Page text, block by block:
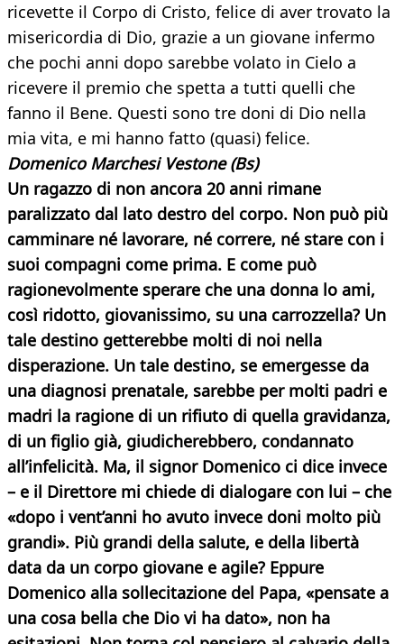
ricevette il Corpo di Cristo, felice di aver trovato la
misericordia di Dio, grazie a un giovane infermo
che pochi anni dopo sarebbe volato in Cielo a
ricevere il premio che spetta a tutti quelli che
fanno il Bene. Questi sono tre doni di Dio nella
mia vita, e mi hanno fatto (quasi) felice.
Domenico Marchesi Vestone (Bs)
Un ragazzo di non ancora 20 anni rimane
paralizzato dal lato destro del corpo. Non può più
camminare né lavorare, né correre, né stare con i
suoi compagni come prima. E come può
ragionevolmente sperare che una donna lo ami,
così ridotto, giovanissimo, su una carrozzella? Un
tale destino getterebbe molti di noi nella
disperazione. Un tale destino, se emergesse da
una diagnosi prenatale, sarebbe per molti padri e
madri la ragione di un rifiuto di quella gravidanza,
di un figlio già, giudicherebbero, condannato
all’infelicità. Ma, il signor Domenico ci dice invece
– e il Direttore mi chiede di dialogare con lui – che
«dopo i vent’anni ho avuto invece doni molto più
grandi». Più grandi della salute, e della libertà
data da un corpo giovane e agile? Eppure
Domenico alla sollecitazione del Papa, «pensate a
una cosa bella che Dio vi ha dato», non ha